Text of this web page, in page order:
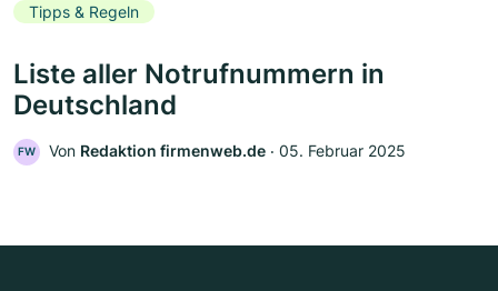
Tipps & Regeln
Liste aller Notrufnummern in
Deutschland
FW Von Redaktion firmenweb.de ‧ 05. Februar 2025